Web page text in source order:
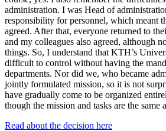
administration. I was Head of
responsibility for personnel, which meant
agreed. After that, everyone returned to
and my colleagues also agreed, although
things. So, I understand that KTH’s
difficult to control without having the
departments. Nor did we, who became
jointly formulated mission, so it is not
have gradually come to be organized
though the mission and tasks are the same
Read about the decision here